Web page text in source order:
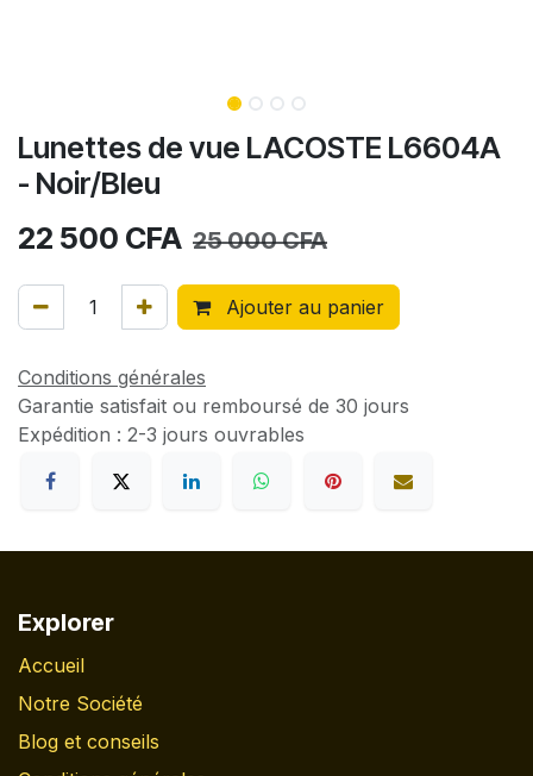
Lunettes de vue LACOSTE L6604A
- Noir/Bleu
22 500 CFA 25 000CFA
Ajouter au panier
Conditions générales
Garantie satisfait ou remboursé de 30 jours
Expédition : 2-3 jours ouvrables
Explorer
Accueil
Notre Société
Blog et conseils